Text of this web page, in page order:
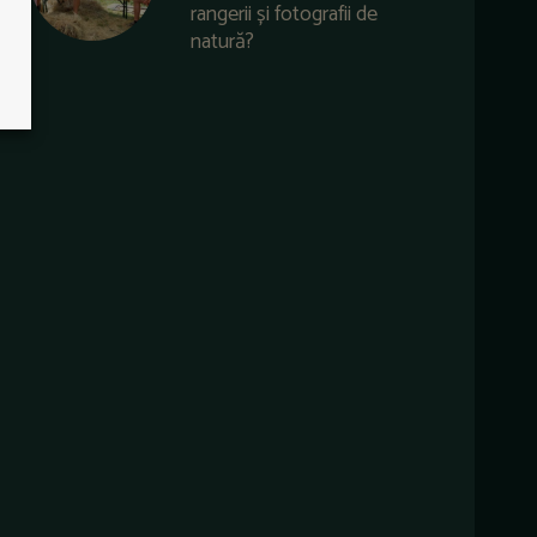
rangerii și fotografii de
natură?